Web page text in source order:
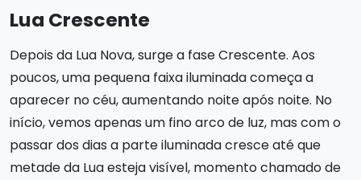
Lua Crescente
Depois da Lua Nova, surge a fase Crescente. Aos
poucos, uma pequena faixa iluminada começa a
aparecer no céu, aumentando noite após noite. No
início, vemos apenas um fino arco de luz, mas com o
passar dos dias a parte iluminada cresce até que
metade da Lua esteja visível, momento chamado de